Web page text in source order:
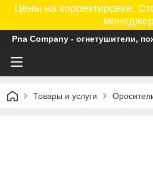
Цены на корректировке.
Pna Company - огнетушители,
Товары и услуги